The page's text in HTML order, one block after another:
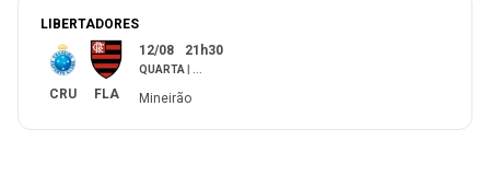
LIBERTADORES
CRU FLA
12/08 21h30
QUARTA ...
Mineirão